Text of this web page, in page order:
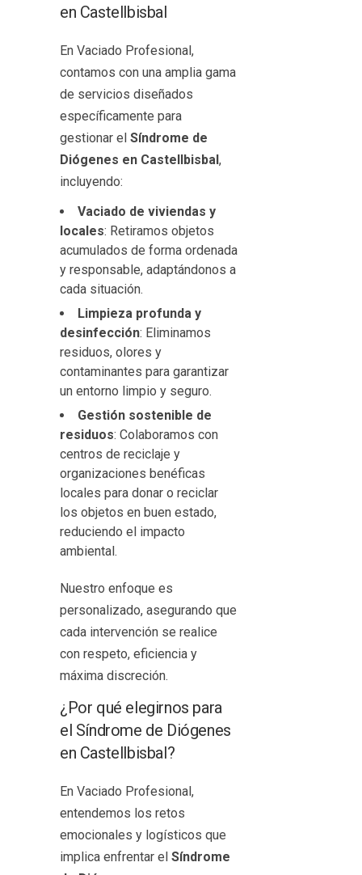
en Castellbisbal
En Vaciado Profesional,
contamos con una amplia gama
de servicios diseñados
específicamente para
gestionar el Síndrome de
Diógenes en Castellbisbal,
incluyendo:
Vaciado de viviendas y
locales: Retiramos objetos
acumulados de forma ordenada
y responsable, adaptándonos a
cada situación.
Limpieza profunda y
desinfección: Eliminamos
residuos, olores y
contaminantes para garantizar
un entorno limpio y seguro.
Gestión sostenible de
residuos: Colaboramos con
centros de reciclaje y
organizaciones benéficas
locales para donar o reciclar
los objetos en buen estado,
reduciendo el impacto
ambiental.
Nuestro enfoque es
personalizado, asegurando que
cada intervención se realice
con respeto, eficiencia y
máxima discreción.
¿Por qué elegirnos para
el Síndrome de Diógenes
en Castellbisbal?
En Vaciado Profesional,
entendemos los retos
emocionales y logísticos que
implica enfrentar el Síndrome